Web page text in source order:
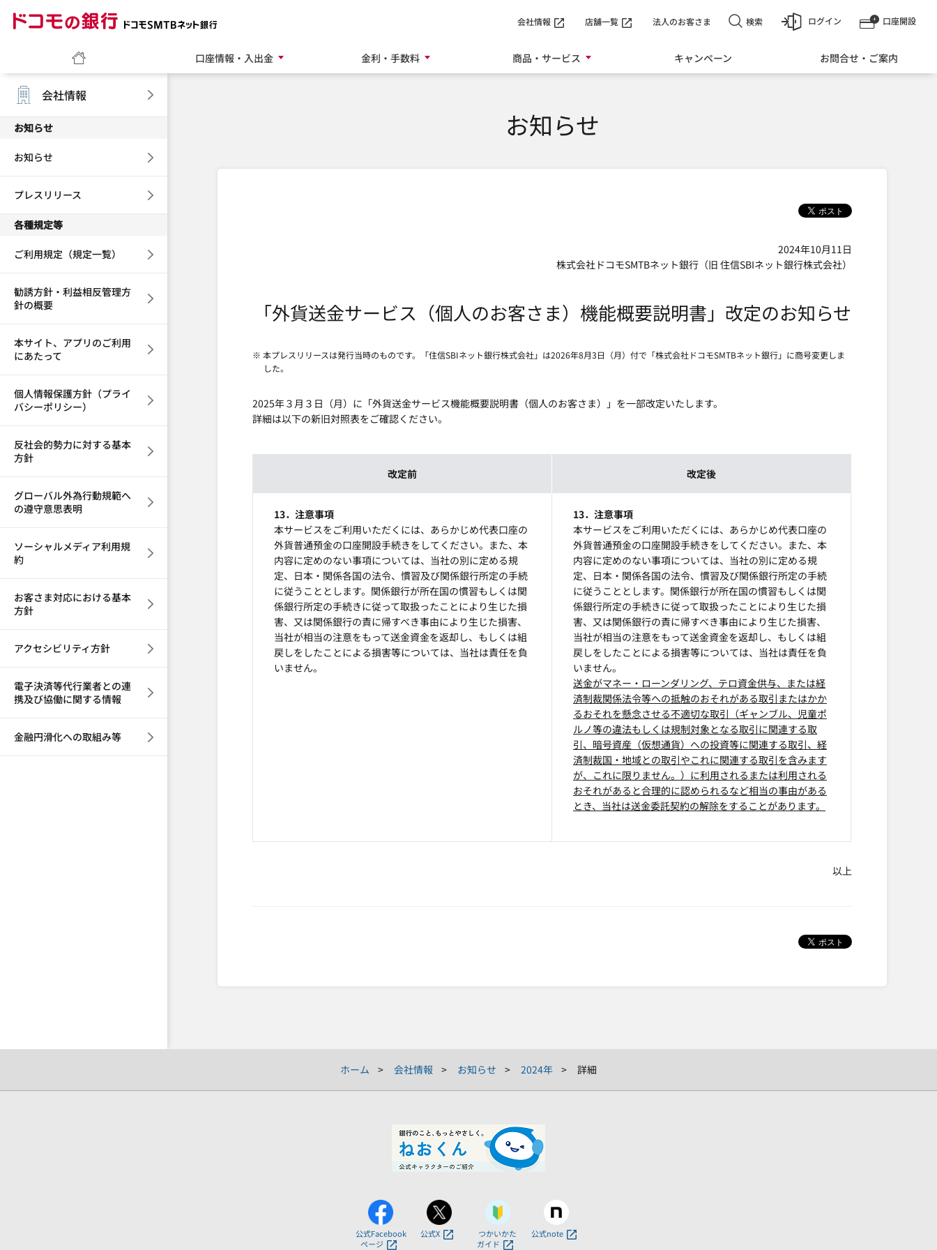
口座開設
ログイン
口座情報・入出金 金利・手数料 商品・サービス キャンペーン お問合せ・ご案内
会社情報 店舗一覧 法人のお客さま 検索
お知らせ
2024年10月11日
株式会社ドコモSMTBネット銀行（旧 住信SBIネット銀行株式会社）
「外貨送金サービス（個人のお客さま）機能概要説明書」改定のお知らせ
※ 本プレスリリースは発行当時のものです。「住信SBIネット銀行株式会社」は2026年8月3日（月）付で「株式会社ドコモSMTBネット銀行」に商号変更しま
した。
2025年３月３日（月）に「外貨送金サービス機能概要説明書（個人のお客さま）」を一部改定いたします。
詳細は以下の新旧対照表をご確認ください。
改定前 改定後
13．注意事項
本サービスをご利用いただくには、あらかじめ代表口座の
外貨普通預金の口座開設手続きをしてください。また、本
内容に定めのない事項については、当社の別に定める規
定、日本・関係各国の法令、慣習及び関係銀行所定の手続
に従うこととします。関係銀行が所在国の慣習もしくは関
係銀行所定の手続きに従って取扱ったことにより生じた損
害、又は関係銀行の責に帰すべき事由により生じた損害、
当社が相当の注意をもって送金資金を返却し、もしくは組
戻しをしたことによる損害等については、当社は責任を負
いません。
13．注意事項
本サービスをご利用いただくには、あらかじめ代表口座の
外貨普通預金の口座開設手続きをしてください。また、本
内容に定めのない事項については、当社の別に定める規
定、日本・関係各国の法令、慣習及び関係銀行所定の手続
に従うこととします。関係銀行が所在国の慣習もしくは関
係銀行所定の手続きに従って取扱ったことにより生じた損
害、又は関係銀行の責に帰すべき事由により生じた損害、
当社が相当の注意をもって送金資金を返却し、もしくは組
戻しをしたことによる損害等については、当社は責任を負
いません。
送金がマネー・ローンダリング、テロ資金供与、または経
済制裁関係法令等への抵触のおそれがある取引またはかか
るおそれを懸念させる不適切な取引（ギャンブル、児童ポ
ルノ等の違法もしくは規制対象となる取引に関連する取
引、暗号資産（仮想通貨）への投資等に関連する取引、経
済制裁国・地域との取引やこれに関連する取引を含みます
が、これに限りません。）に利用されるまたは利用される
おそれがあると合理的に認められるなど相当の事由がある
とき、当社は送金委託契約の解除をすることがあります。
以上
会社情報
お知らせ
お知らせ
プレスリリース
各種規定等
ご利用規定（規定一覧）
勧誘方針・利益相反管理方
針の概要
本サイト、アプリのご利用
にあたって
個人情報保護方針（プライ
バシーポリシー）
反社会的勢力に対する基本
方針
グローバル外為行動規範へ
の遵守意思表明
ソーシャルメディア利用規
約
お客さま対応における基本
方針
アクセシビリティ方針
電子決済等代行業者との連
携及び協働に関する情報
金融円滑化への取組み等
ホーム 会社情報 お知らせ 2024年 詳細
公式Facebook
ページ
公式X
つかいかた
ガイド
公式note